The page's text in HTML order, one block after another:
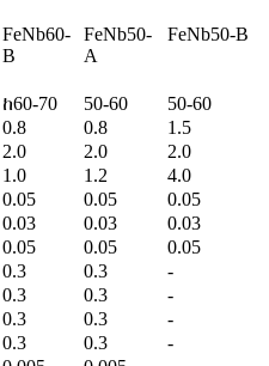
FeNb60-
B
FeNb50-
A
FeNb50-B
ከ60-70 50-60
50-60
0.8 0.8
1.5
2.0 2.0
2.0
1.0 1.2
4.0
0.05 0.05
0.05
0.03 0.03
0.03
0.05 0.05
0.05
0.3 0.3
-
0.3 0.3
-
0.3 0.3
-
0.3 0.3
-